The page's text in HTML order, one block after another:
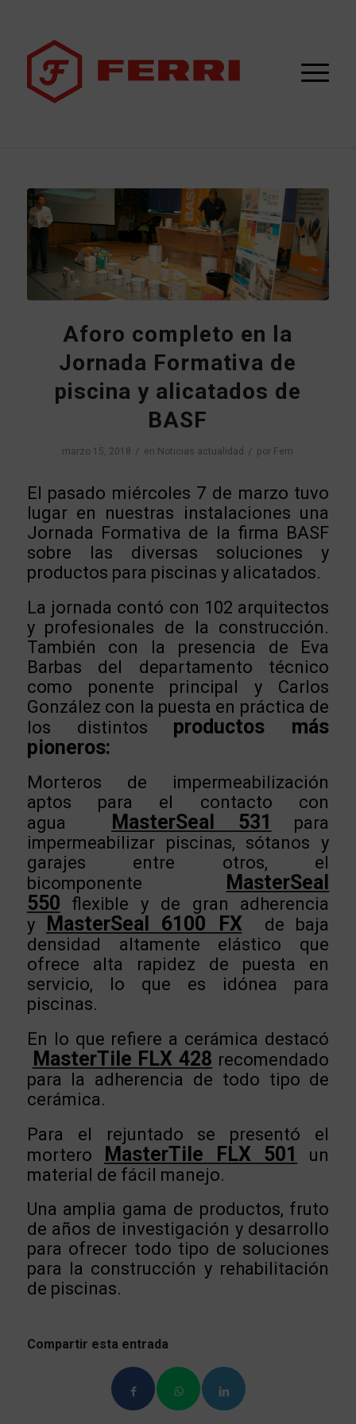
Aforo completo en la
Jornada Formativa de
piscina y alicatados de
BASF
marzo 15, 2018 / en Noticias actualidad / por Ferri
El pasado miércoles 7 de marzo tuvo
lugar en nuestras instalaciones una
Jornada Formativa de la firma BASF
sobre las diversas soluciones y
productos para piscinas y alicatados.
La jornada contó con 102 arquitectos
y profesionales de la construcción.
También con la presencia de Eva
Barbas del departamento técnico
como ponente principal y Carlos
González con la puesta en práctica de
los distintos productos más
pioneros:
Morteros de impermeabilización
aptos para el contacto con
agua
MasterSeal 531
para
impermeabilizar piscinas, sótanos y
garajes entre otros, el
bicomponente
MasterSeal
550 flexible y de gran adherencia
y
MasterSeal 6100 FXde baja
densidad altamente elástico que
ofrece alta rapidez de puesta en
servicio, lo que es idónea para
piscinas.
En lo que refiere a cerámica destacó
MasterTile FLX 428 recomendado
para la adherencia de todo tipo de
cerámica.
Para el rejuntado se presentó el
mortero
MasterTile FLX 501
un
material de fácil manejo.
Una amplia gama de productos, fruto
de años de investigación y desarrollo
para ofrecer todo tipo de soluciones
para la construcción y rehabilitación
de piscinas.
Compartir esta entrada